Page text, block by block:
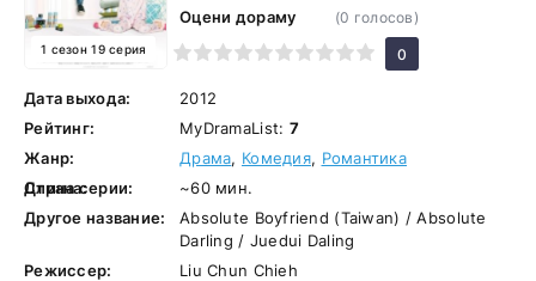
1 сезон 19 серия
Оцени дораму
1
2 3 4 5 7 8 9 10
(0 голосов)
0
Дата выхода:
2012
Рейтинг:
MyDramaList: 7
Жанр:
Драма, Комедия, Романтика
Страна:
Длина серии:
~60 мин.
Другое название:
Absolute Boyfriend (Taiwan) / Absolute
Darling / Juedui Daling
Режиссер:
Liu Chun Chieh